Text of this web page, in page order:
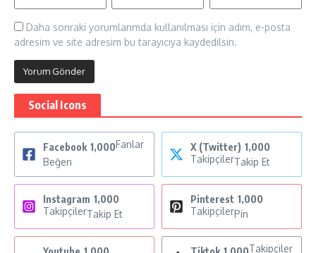
Daha sonraki yorumlarımda kullanılması için adım, e-posta
adresim ve site adresim bu tarayıcıya kaydedilsin.
Social Icons
Facebook 1,000Fanlar
Beğen
X (Twitter) 1,000
TakipçilerTakip Et
Instagram 1,000
TakipçilerTakip Et
Pinterest 1,000
TakipçilerPin
Takipçiler